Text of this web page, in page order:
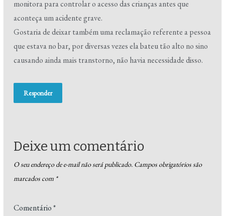
monitora para controlar o acesso das crianças antes que
aconteça um acidente grave.
Gostaria de deixar também uma reclamação referente a pessoa
que estava no bar, por diversas vezes ela bateu tão alto no sino
causando ainda mais transtorno, não havia necessidade disso.
Responder
Deixe um comentário
O seu endereço de e-mail não será publicado. Campos obrigatórios são
marcados com *
Comentário*